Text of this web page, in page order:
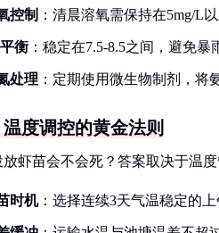
控制 ：清晨溶氧需保持在5mg/L
衡 ：稳定在7.5-8.5之间，避免暴
处理 ：定期使用微生物制剂，将
度调控的黄金法则
放虾苗会不会死？答案取决于温度
时机：选择连续3天气温稳定的